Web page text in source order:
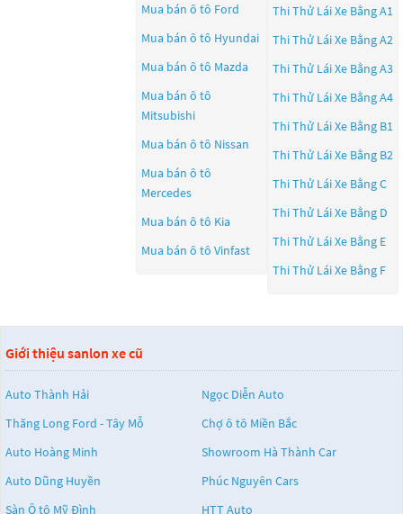
Mua bán ô tô Ford
Mua bán ô tô Hyundai
Mua bán ô tô Mazda
Mua bán ô tô
Mitsubishi
Mua bán ô tô Nissan
Mua bán ô tô
Mercedes
Mua bán ô tô Kia
Mua bán ô tô Vinfast
Thi Thử Lái Xe Bằng A1
Thi Thử Lái Xe Bằng A2
Thi Thử Lái Xe Bằng A3
Thi Thử Lái Xe Bằng A4
Thi Thử Lái Xe Bằng B1
Thi Thử Lái Xe Bằng B2
Thi Thử Lái Xe Bằng C
Thi Thử Lái Xe Bằng D
Thi Thử Lái Xe Bằng E
Thi Thử Lái Xe Bằng F
Giới thiệu sanlon xe cũ
Auto Thành Hải
Ngọc Diễn Auto
Thăng Long Ford - Tây Mỗ
Chợ ô tô Miền Bắc
Auto Hoàng Minh
Showroom Hà Thành Car
Auto Dũng Huyền
Phúc Nguyên Cars
Sàn Ô tô Mỹ Đình
HTT Auto